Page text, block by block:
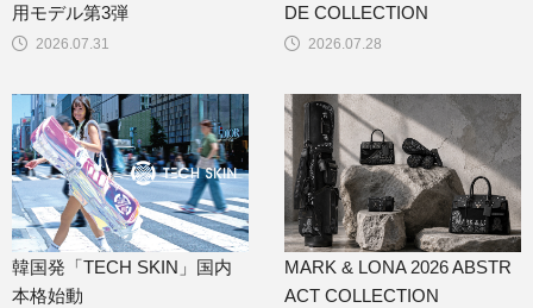
2026.07.31
用モデル第3弾
2026.07.28
DE COLLECTION
韓国発「TECH SKIN」国内
本格始動
MARK & LONA 2026 ABSTR
ACT COLLECTION